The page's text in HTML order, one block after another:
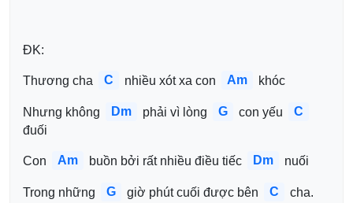
ĐK:
Thương cha C nhiều xót xa con Am khóc
Nhưng không Dm phải vì lòng G con yếu
C
đuối
Con Am buồn bởi rất nhiều điều tiếc Dm nuối
Trong những G giờ phút cuối được bên C cha.